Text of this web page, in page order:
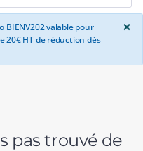
BIENV202 valable pour
20€ HT de réduction dès
×
pas trouvé de